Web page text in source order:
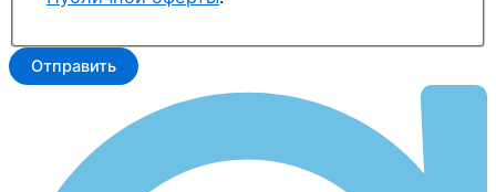
Отправить